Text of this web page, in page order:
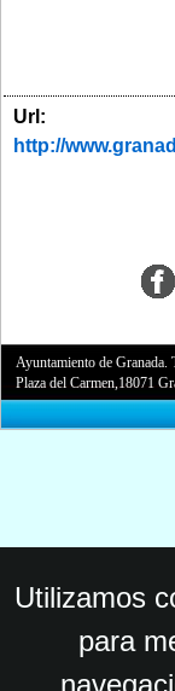
Url:
http://
Ayuntamiento de Granada.
Plaza del Carmen,18071
Utilizamos
para